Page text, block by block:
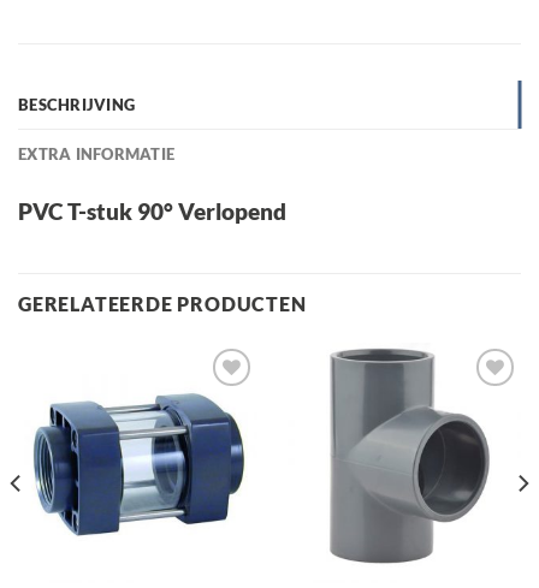
BESCHRIJVING
EXTRA INFORMATIE
PVC T-stuk 90° Verlopend
GERELATEERDE PRODUCTEN
Toevoegen
aan
verlanglijst
aan
verlanglijst